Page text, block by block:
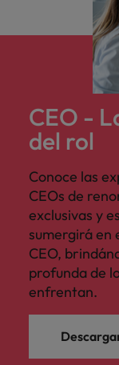
CEO -
del rol
Conoce las
CEOs de
exclusivas y
sumergirá en
CEO,
profunda de
enfrentan.